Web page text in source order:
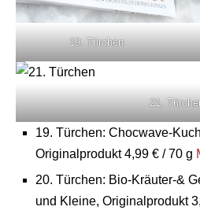
19. Türchen
21.
19. Türchen: Chocwave-
Originalprodukt 4,99 € / 70 g
20. Türchen: Bio-Kräuter-&
und Kleine, Originalprodukt